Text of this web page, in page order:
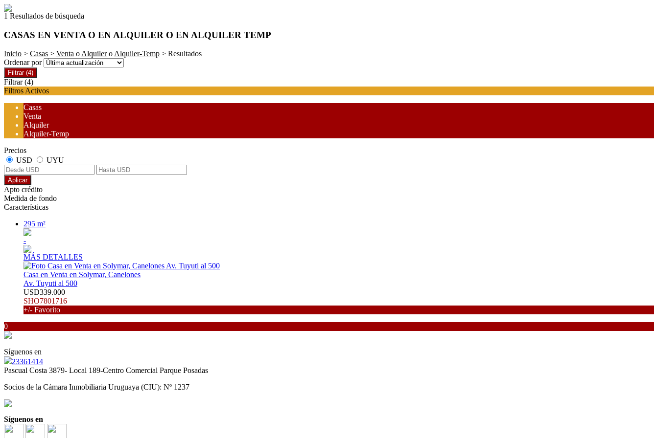
1 Resultados de búsqueda
CASAS EN VENTA O EN ALQUILER O EN ALQUILER TEMP
Inicio > Casas > Venta oAlquileroAlquiler-Temp > Resultados
Ordenar por
Filtrar (4)
Filtrar (4)
Filtros Activos
Casas
Venta
Alquiler
Alquiler-Temp
Precios
USD
UYU
Aplicar
Apto crédito
Medida de fondo
Características
295 m²
-
MÁS DETALLES
Casa en Venta en Solymar, Canelones
Av. Tuyuti al 500
USD339.000
SHO7801716
+/- Favorito
0
Síguenos en
23361414
Pascual Costa 3879- Local 189-Centro Comercial Parque Posadas
Socios de la Cámara Inmobiliaria Uruguaya (CIU): Nº 1237
Síguenos en